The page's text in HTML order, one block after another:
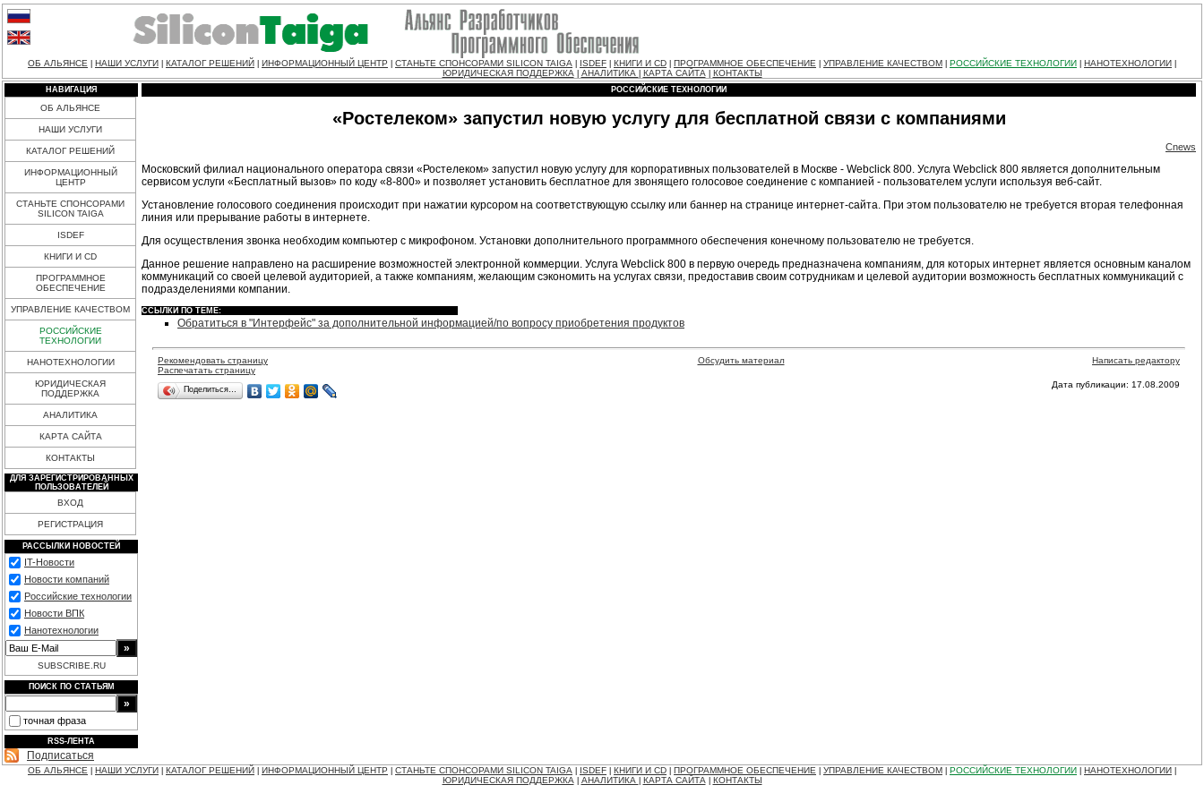
ОБ АЛЬЯНСЕ НАШИ УСЛУГИ КАТАЛОГ РЕШЕНИЙ ИНФОРМАЦИОННЫЙ ЦЕНТР СТАНЬТЕ СПОНСОРАМИ SILICON TAIGA ISDEF КНИГИ И CD ПРОГРАММНОЕ ОБЕСПЕЧЕНИЕ УПРАВЛЕНИЕ КАЧЕСТВОМ РОССИЙСКИЕ ТЕХНОЛОГИИ НАНОТЕХНОЛОГИИ
ЮРИДИЧЕСКАЯ ПОДДЕРЖКА| АНАЛИТИКА КАРТА САЙТА| КОНТАКТЫ
НАВИГАЦИЯ
ОБ АЛЬЯНСЕ
НАШИ УСЛУГИ
КАТАЛОГ РЕШЕНИЙ
ИНФОРМАЦИОННЫЙ
ЦЕНТР
СТАНЬТЕ СПОНСОРАМИ
SILICON TAIGA
ISDEF
КНИГИ И CD
ПРОГРАММНОЕ
ОБЕСПЕЧЕНИЕ
УПРАВЛЕНИЕ КАЧЕСТВОМ
РОССИЙСКИЕ
ТЕХНОЛОГИИ
НАНОТЕХНОЛОГИИ
ЮРИДИЧЕСКАЯ
ПОДДЕРЖКА
АНАЛИТИКА
КАРТА САЙТА
КОНТАКТЫ
ДЛЯ ЗАРЕГИСТРИРОВАННЫХ
ПОЛЬЗОВАТЕЛЕЙ
ВХОД
РЕГИСТРАЦИЯ
РАССЫЛКИ НОВОСТЕЙ
IT-Новости
Новости компаний
Российские технологии
Новости ВПК
Нанотехнологии
SUBSCRIBE.RU
ПОИСК ПО СТАТЬЯМ
точная фраза
RSS-ЛЕНТА
Подписаться
РОССИЙСКИЕ ТЕХНОЛОГИИ
«Ростелеком» запустил новую услугу для бесплатной связи с компаниями
Cnews
Московский филиал национального оператора связи «Ростелеком» запустил новую услугу для корпоративных пользователей в Москве - Webclick 800. Услуга Webclick 800 является дополнительным
сервисом услуги «Бесплатный вызов» по коду «8-800» и позволяет установить бесплатное для звонящего голосовое соединение с компанией - пользователем услуги используя веб-сайт.
Установление голосового соединения происходит при нажатии курсором на соответствующую ссылку или баннер на странице интернет-сайта. При этом пользователю не требуется вторая телефонная
линия или прерывание работы в интернете.
Для осуществления звонка необходим компьютер с микрофоном. Установки дополнительного программного обеспечения конечному пользователю не требуется.
Данное решение направлено на расширение возможностей электронной коммерции. Услуга Webclick 800 в первую очередь предназначена компаниям, для которых интернет является основным каналом
коммуникаций со своей целевой аудиторией, а также компаниям, желающим сэкономить на услугах связи, предоставив своим сотрудникам и целевой аудитории возможность бесплатных коммуникаций с
подразделениями компании.
ССЫЛКИ ПО ТЕМЕ:
Обратиться в "Интерфейс" за дополнительной информацией/по вопросу приобретения продуктов
Рекомендовать страницу Обсудить материал
Написать редактору
Распечатать страницу
Поделиться… Дата публикации: 17.08.2009
ОБ АЛЬЯНСЕ НАШИ УСЛУГИ КАТАЛОГ РЕШЕНИЙ ИНФОРМАЦИОННЫЙ ЦЕНТР СТАНЬТЕ СПОНСОРАМИ SILICON TAIGA ISDEF КНИГИ И CD ПРОГРАММНОЕ ОБЕСПЕЧЕНИЕ УПРАВЛЕНИЕ КАЧЕСТВОМ РОССИЙСКИЕ ТЕХНОЛОГИИ НАНОТЕХНОЛОГИИ
ЮРИДИЧЕСКАЯ ПОДДЕРЖКА| АНАЛИТИКА КАРТА САЙТА| КОНТАКТЫ